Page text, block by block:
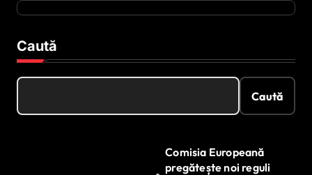
Caută
Caută
Comisia Europeană
pregătește noi reguli